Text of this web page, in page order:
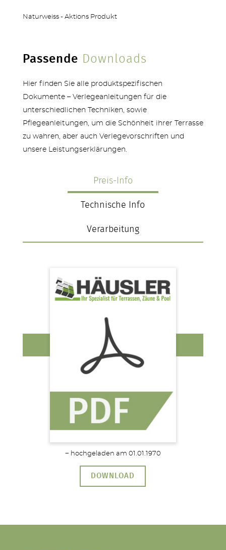
MEHR PRODUKTE
Naturweiss - Aktions Produkt
Passende Downloads
Hier finden Sie alle produktspezifischen
Dokumente – Verlegeanleitungen für die
unterschiedlichen Techniken, sowie
Pflegeanleitungen, um die Schönheit ihrer Terrasse
zu wahren, aber auch Verlegevorschriften und
unsere Leistungserklärungen.
Preis-Info
Technische Info
Verarbeitung
− hochgeladen am 01.01.1970
DOWNLOAD